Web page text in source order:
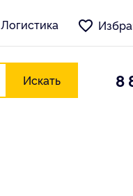
Логистика
Искать 8